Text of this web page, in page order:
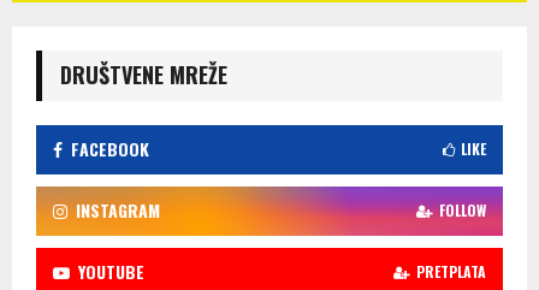
DRUŠTVENE MREŽE
FACEBOOK LIKE
INSTAGRAM FOLLOW
YOUTUBE PRETPLATA